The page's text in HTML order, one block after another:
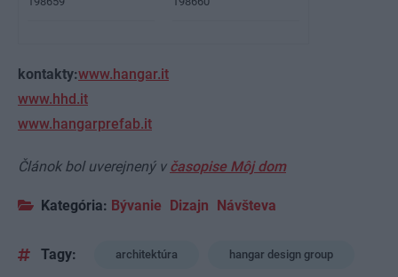
kontakty:www.hangar.it
www.hhd.it
www.hangarprefab.it
Článok bol uverejnený v časopise Môj dom
Kategória: Bývanie Dizajn Návšteva
Tagy: architektúra hangar design group